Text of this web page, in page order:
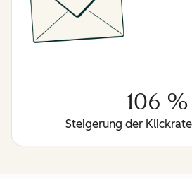
106 %
Steigerung der